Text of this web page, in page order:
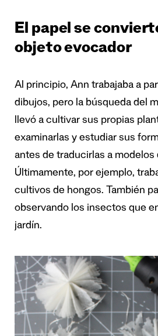
El papel se
objeto evocador
Al principio, Ann trabajaba a
dibujos, pero la búsqueda del
llevó a cultivar sus propias
examinarlas y estudiar sus
antes de traducirlas a modelos
Últimamente, por ejemplo,
cultivos de hongos. También
observando los insectos que
jardín.